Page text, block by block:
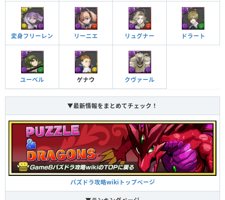
変身フリーレン リーニエ リュグナー ドラート
ユーベル ゲナウ クヴァール
▼最新情報をまとめてチェック！
パズドラ攻略wikiトップページ